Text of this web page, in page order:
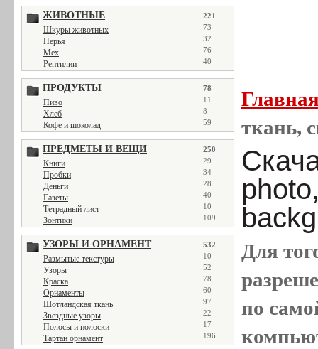
ЖИВОТНЫЕ 221
Шкуры животных 73
Перья 32
Мех 76
Рептилии 40
ПРОДУКТЫ 78
Пиво 11
Хлеб 8
Кофе и шоколад 59
ПРЕДМЕТЫ И ВЕЩИ 250
Книги 29
Пробки 34
Деньги 28
Газеты 40
Тетрадный лист 10
Зонтики 109
УЗОРЫ И ОРНАМЕНТ 532
Размытые текстуры 10
Узоры 52
Краска 78
Орнаменты 60
Шотландская ткань 97
Звездные узоры 22
Полосы и полоски 17
Тартан орнамент 196
ткань,
Для
по